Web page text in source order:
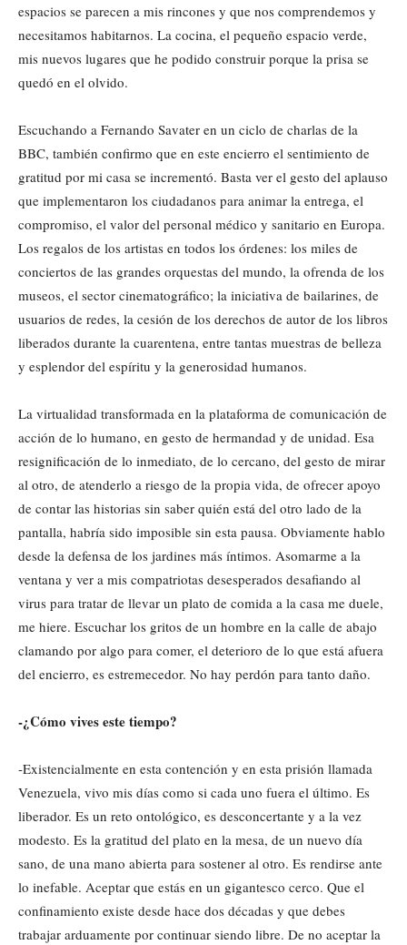
espacios se parecen a mis rincones y que nos comprendemos y
necesitamos habitarnos. La cocina, el pequeño espacio verde,
mis nuevos lugares que he podido construir porque la prisa se
quedó en el olvido.
Escuchando a Fernando Savater en un ciclo de charlas de la
BBC, también confirmo que en este encierro el sentimiento de
gratitud por mi casa se incrementó. Basta ver el gesto del aplauso
que implementaron los ciudadanos para animar la entrega, el
compromiso, el valor del personal médico y sanitario en Europa.
Los regalos de los artistas en todos los órdenes: los miles de
conciertos de las grandes orquestas del mundo, la ofrenda de los
museos, el sector cinematográfico; la iniciativa de bailarines, de
usuarios de redes, la cesión de los derechos de autor de los libros
liberados durante la cuarentena, entre tantas muestras de belleza
y esplendor del espíritu y la generosidad humanos.
La virtualidad transformada en la plataforma de comunicación de
acción de lo humano, en gesto de hermandad y de unidad. Esa
resignificación de lo inmediato, de lo cercano, del gesto de mirar
al otro, de atenderlo a riesgo de la propia vida, de ofrecer apoyo
de contar las historias sin saber quién está del otro lado de la
pantalla, habría sido imposible sin esta pausa. Obviamente hablo
desde la defensa de los jardines más íntimos. Asomarme a la
ventana y ver a mis compatriotas desesperados desafiando al
virus para tratar de llevar un plato de comida a la casa me duele,
me hiere. Escuchar los gritos de un hombre en la calle de abajo
clamando por algo para comer, el deterioro de lo que está afuera
del encierro, es estremecedor. No hay perdón para tanto daño.
-¿Cómo vives este tiempo?
-Existencialmente en esta contención y en esta prisión llamada
Venezuela, vivo mis días como si cada uno fuera el último. Es
liberador. Es un reto ontológico, es desconcertante y a la vez
modesto. Es la gratitud del plato en la mesa, de un nuevo día
sano, de una mano abierta para sostener al otro. Es rendirse ante
lo inefable. Aceptar que estás en un gigantesco cerco. Que el
confinamiento existe desde hace dos décadas y que debes
trabajar arduamente por continuar siendo libre. De no aceptar la